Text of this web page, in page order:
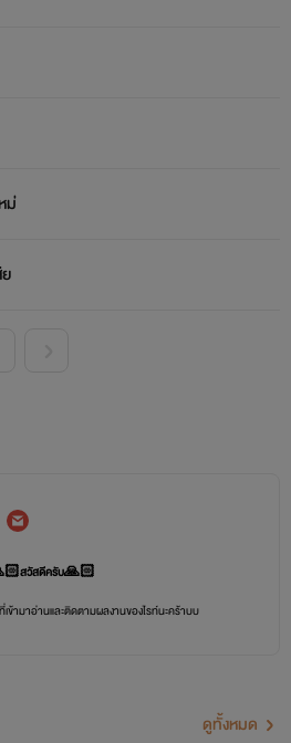
ม่
สวัสดีครับ🙏🏻
ข้ามาอ่านและติดตามผลงานของไรท์นะคร้าบบ
ดูทั้งหมด